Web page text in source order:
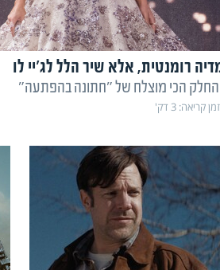
רומנטית, אלא שיר הלל לג'יי לו
הכי מוצלח של "חתונה בהפתעה"
זמן קריאה:3 דק'